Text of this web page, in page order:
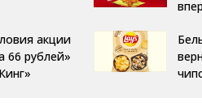
акции
66 рублей»